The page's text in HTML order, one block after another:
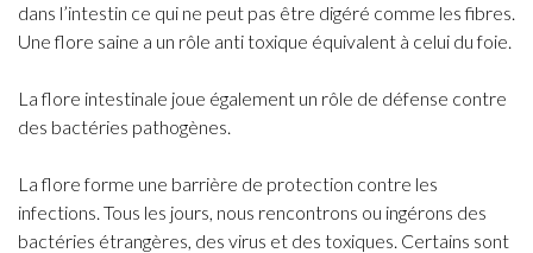
dans l’intestin ce qui ne peut pas être digéré comme les fibres.
Une flore saine a un rôle anti toxique équivalent à celui du foie.
La flore intestinale joue également un rôle de défense contre
des bactéries pathogènes.
La flore forme une barrière de protection contre les
infections. Tous les jours, nous rencontrons ou ingérons des
bactéries étrangères, des virus et des toxiques. Certains sont